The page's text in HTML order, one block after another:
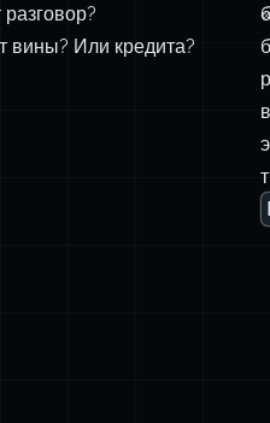
разговор?
вины? Или кредита?